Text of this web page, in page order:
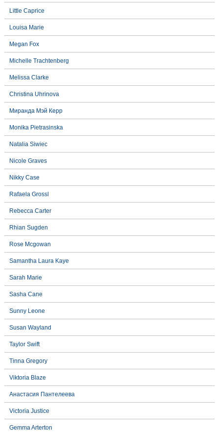
Little Caprice
Louisa Marie
Megan Fox
Michelle Trachtenberg
Melissa Clarke
Christina Uhrinova
Миранда Мэй Керр
Monika Pietrasinska
Natalia Siwiec
Nicole Graves
Nikky Case
Rafaela Grossl
Rebecca Carter
Rhian Sugden
Rose Mcgowan
Samantha Laura Kaye
Sarah Marie
Sasha Cane
Sunny Leone
Susan Wayland
Taylor Swift
Tinna Gregory
Viktoria Blaze
Анастасия Пантелеева
Victoria Justice
Gemma Arterton